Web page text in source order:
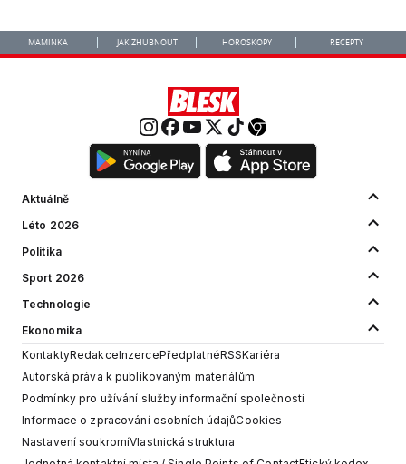
MAMINKA JAK ZHUBNOUT HOROSKOPY RECEPTY
Aktuálně
Léto 2026
Politika
Sport 2026
Technologie
Ekonomika
KontaktyRedakceInzercePředplatnéRSSKariéra
Autorská práva k publikovaným materiálům
Podmínky pro užívání služby informační společnosti
Informace o zpracování osobních údajůCookies
Nastavení soukromíVlastnická struktura